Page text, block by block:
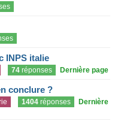
INPS italie
74 réponses Dernière page
conclure ?
1404 réponses
Dernière